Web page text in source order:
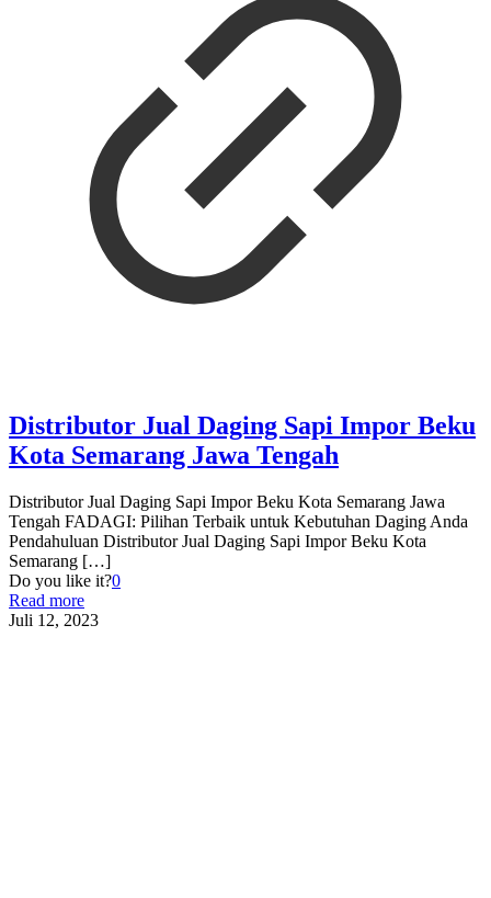
Distributor Jual Daging Sapi Impor Beku
Kota Semarang Jawa Tengah
Distributor Jual Daging Sapi Impor Beku Kota Semarang Jawa
Tengah FADAGI: Pilihan Terbaik untuk Kebutuhan Daging Anda
Pendahuluan Distributor Jual Daging Sapi Impor Beku Kota
Semarang […]
Do you like it?0
Read more
Juli 12, 2023